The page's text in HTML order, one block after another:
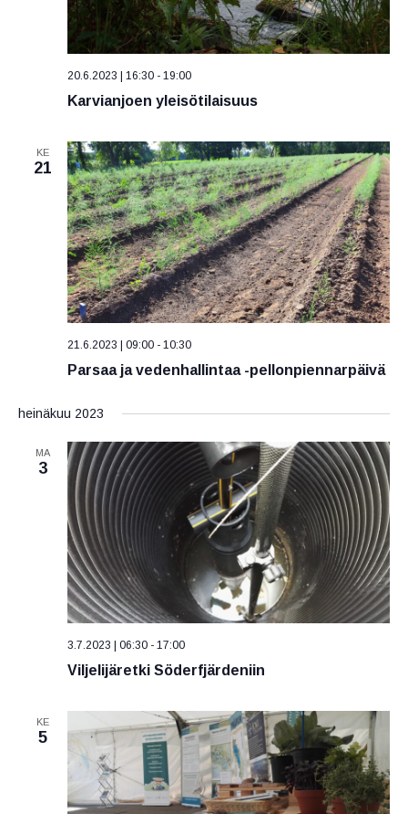
20.6.2023 | 16:30 - 19:00
Karvianjoen yleisötilaisuus
KE
21
21.6.2023 | 09:00 - 10:30
Parsaa ja vedenhallintaa -pellonpiennarpäivä
heinäkuu 2023
MA
3
3.7.2023 | 06:30 - 17:00
Viljelijäretki Söderfjärdeniin
KE
5